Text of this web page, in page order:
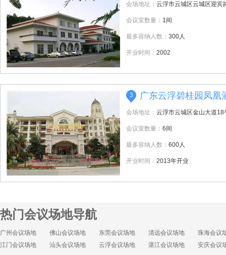
会场地址： 云浮市云城区云城区迎宾
会议室数量： 1间
最多容纳人数： 300人
开业时间： 2002
3 广东云浮碧桂园凤凰
会场地址： 云浮市云城区金山大道18
会议室数量： 6间
最多容纳人数： 600人
开业时间： 2013年开业
热门会议场地导航
广州会议场地 佛山会议场地 东莞会议场地 清远会议场地
珠海会议
江门会议场地
汕头会议场地 云浮会议场地 湛江会议场地 安庆会议